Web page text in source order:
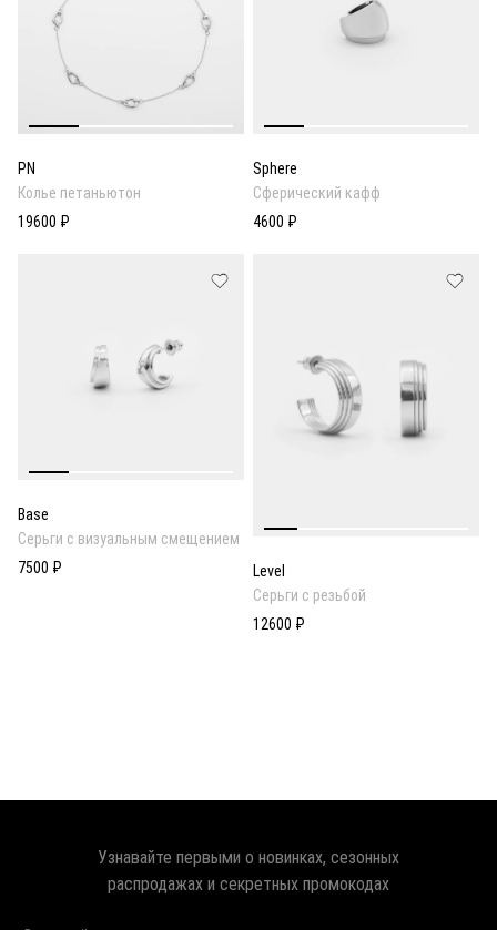
PN
Колье петаньютон
19600 ₽
Sphere
Cферический кафф
4600 ₽
Base
Серьги с визуальным смещением
7500 ₽
Level
Серьги с резьбой
12600 ₽
Узнавайте первыми о новинках, сезонных
распродажах и секретных промокодах